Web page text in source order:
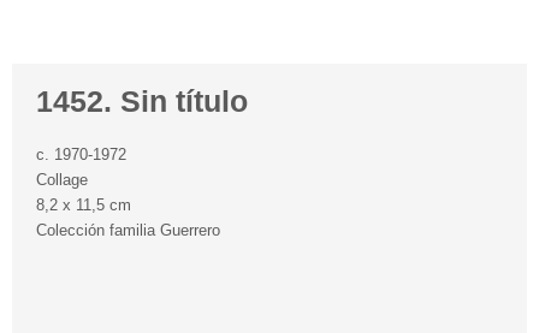
1452. Sin título
c. 1970-1972
Collage
8,2 x 11,5 cm
Colección familia Guerrero